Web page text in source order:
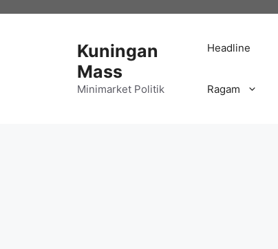
Kuningan
Mass
Minimarket Politik
Headline
Ragam